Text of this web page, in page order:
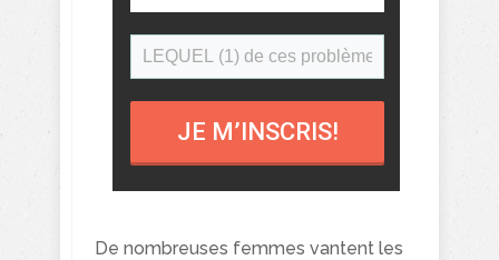
JE M’INSCRIS!
De nombreuses femmes vantent les